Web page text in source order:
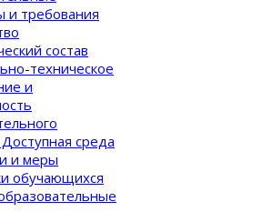
и требования
состав
техническое
и
среда
и меры
обучающихся